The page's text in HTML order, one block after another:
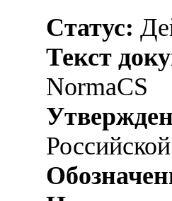
Статус:
Текст
NormaCS